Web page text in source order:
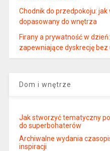
Chodnik do przedpokoju:
dopasowany do wnętrza
Firany a prywatność w
zapewniające dyskrecję
Dom i wnętrze
Jak stworzyć tematyczny
do superbohaterów
Archiwalne wydania
inspiracji